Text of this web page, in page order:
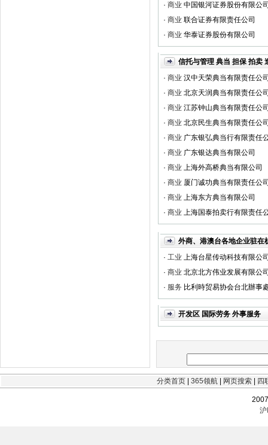
· 商业 中国银河证券股份有限公
· 商业 联合证券有限责任公司
· 商业 华泰证券股份有限公司
信托与管理 典当 担保 拍卖
· 商业 汉中天荣典当有限责任公
· 商业 北京天润典当有限责任公
· 商业 江苏钟山典当有限责任公
· 商业 北京民生典当有限责任公
· 商业 广东银弘典当行有限责任
· 商业 广东银达典当有限公司
· 商业 上海外高桥典当有限公司
· 商业 厦门诚功典当有限责任公
· 商业 上海东方典当有限公司
· 商业 上海国泰拍卖行有限责任
外商、港澳台各地企业驻在
· 工业 上海台星传动科技有限公
· 商业 北京北方伟业发展有限公
· 服务 比利時贸易协会台北辦事
开发区 国际劳务 外事服务
分类首页 365领航 网页搜索 四